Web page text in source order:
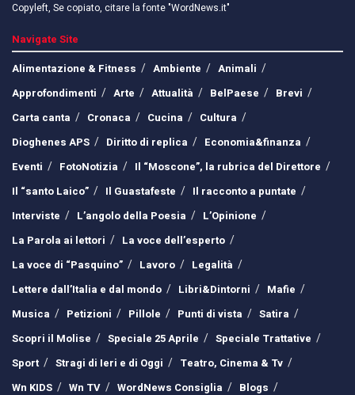
Copyleft, Se copiato, citare la fonte "WordNews.it"
Navigate Site
Alimentazione & Fitness
Ambiente
Animali
Approfondimenti
Arte Attualità BelPaese
Brevi
Carta canta
Cronaca Cucina
Cultura
Dioghenes APS
Diritto di replica
Economia&finanza
Eventi
FotoNotizia
Il “Moscone”, la rubrica del Direttore
Il “santo Laico”
Il Guastafeste
Il racconto a puntate
Interviste
L’angolo della Poesia
L’Opinione
La Parola ai lettori
La voce dell’esperto
La voce di “Pasquino”
Lavoro
Legalità
Lettere dall’Italia e dal mondo
Libri&Dintorni
Mafie
Musica
Petizioni Pillole Punti di vista
Satira
Scopri il Molise
Speciale 25 Aprile
Speciale Trattative
Sport
Stragi di Ieri e di Oggi
Teatro, Cinema & Tv
Wn KIDS
Wn TV WordNews Consiglia Blogs